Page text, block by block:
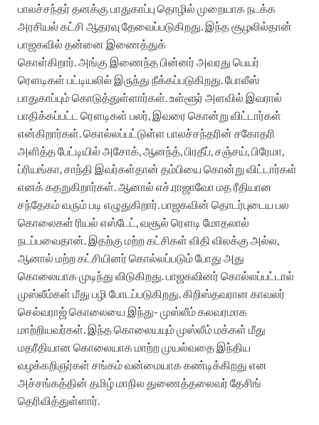
பாலச்சந்தர் தனக்கு பாதுகாப்பு தொழில் முறையாக நடக்க
அரசியல் கட்சி ஆதரவு தேவைப்படுகிறது. இந்த சூழலில்தான்
பாஜகவில் தன்னை இணைத்துக்
கொள்கிறார். அங்கு இணைந்த பின்னர் அவரது பெயர்
ரௌடிகள் பட்டியலில் இருந்து நீக்கப்படுகிறது. போலீஸ்
பாதுகாப்பும் கொடுத்துள்ளார்கள். உள்ளூர் அளவில் இவரால்
பாதிக்கப்பட்ட ரௌடிகள் பலர், இவரை கொன்று விட்டார்கள்
என்கிறார்கள். கொல்லப்பட்டுள்ள பாலச்சந்தரின் சகோதரி
அளித்த பேட்டியில் அசோக், ஆனந்த், பிரதீப், சஞ்சய், பிரேமா,
ப்ரியங்கா, சாந்தி இவர்கள்தான் தம்பியை கொன்று விட்டார்கள்
எனக் கதறுகிறார்கள். ஆனால் எச்.ராஜாவோ மத ரீதியான
சந்தேகம் வரும் படி எழுதுகிறார். பாஜகவின் தொடர்புடைய பல
கொலைகள் ரியல் எஸ்டேட், வசூல் ரௌடி மோதலால்
நடப்பவைதான். இதற்கு மற்ற கட்சிகள் விதி விலக்கு அல்ல,
ஆனால் மற்ற கட்சியினர் கொல்லப்படும் போது அது
கொலையாக முடிந்து விடுகிறது. பாஜகவினர் கொல்லப்பட்டால்
முஸ்லீம்கள் மீது பழி போடப்படுகிறது. கிறிஸ்தவரான காவலர்
செல்வராஜ் கொலையை இந்து- முஸ்லீம் கலவரமாக
மாற்றியவர்கள். இந்த கொலையயும் முஸ்லீம் மக்கள் மீது
மதரீதியான கொலையாக மாற்ற முயல்வதை இந்திய
வழக்கறிஞர்கள் சங்கம் வன்மையாக கண்டிக்கிறது என
அச்சங்கத்தின் தமிழ் மாநில துணைத்தலைவர் தேசிங்
தெரிவித்துள்ளார்.